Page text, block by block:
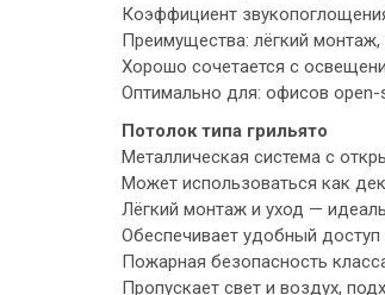
Коэффициент
Преимущества: лёгкий
Хорошо сочетается с
Оптимально для: офисов open-
Потолок типа грильято
Металлическая система с
Может использоваться как
Лёгкий монтаж и уход —
Обеспечивает удобный
Пожарная безопасность
Пропускает свет и воздух,